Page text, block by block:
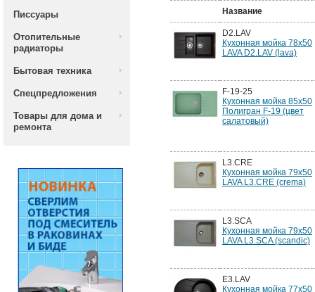
Писсуары
Отопительные
радиаторы
Бытовая техника
Спецпредложения
Товары для дома и
ремонта
Название
D2.LAV
Кухонная мойка 78x50
LAVA D2.LAV (lava)
F-19-25
Кухонная мойка 85х50
Полигран F-19 (цвет
салатовый)
L3.CRE
Кухонная мойка 79x50
LAVA L3.CRE (crema)
L3.SCA
Кухонная мойка 79x50
LAVA L3.SCA (scandic)
E3.LAV
Кухонная мойка 77x50